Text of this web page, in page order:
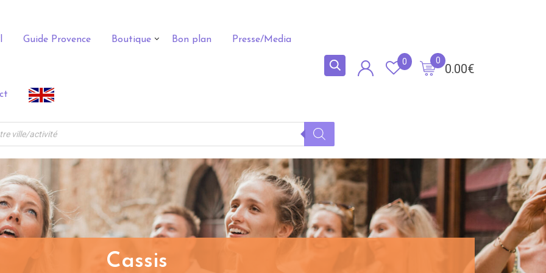
Guide Provence Boutique Bon plan Presse/Media
0.00€
0
0
Cassis